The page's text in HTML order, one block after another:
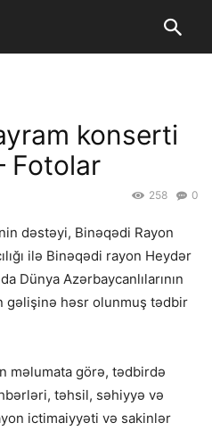
konserti
Fotolar
0
258
dəstəyi, Binəqədi Rayon
ilə Binəqədi rayon Heydər
Dünya Azərbaycanlılarının
gəlişinə həsr olunmuş tədbir
məlumata görə, tədbirdə
təhsil, səhiyyə və
ictimaiyyəti və sakinlər